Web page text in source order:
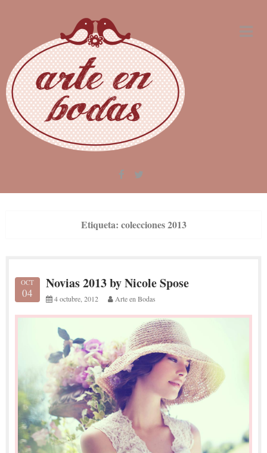
Etiqueta: colecciones 2013
OCT
04
Novias 2013 by Nicole Spose
4 octubre, 2012 Arte en Bodas